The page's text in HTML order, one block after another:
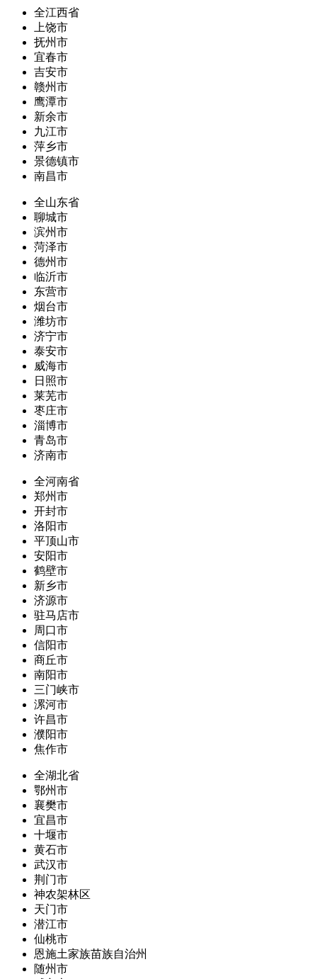
全江西省
上饶市
抚州市
宜春市
吉安市
赣州市
鹰潭市
新余市
九江市
萍乡市
景德镇市
南昌市
全山东省
聊城市
滨州市
菏泽市
德州市
临沂市
东营市
烟台市
潍坊市
济宁市
泰安市
威海市
日照市
莱芜市
枣庄市
淄博市
青岛市
济南市
全河南省
郑州市
开封市
洛阳市
平顶山市
安阳市
鹤壁市
新乡市
济源市
驻马店市
周口市
信阳市
商丘市
南阳市
三门峡市
漯河市
许昌市
濮阳市
焦作市
全湖北省
鄂州市
襄樊市
宜昌市
十堰市
黄石市
武汉市
荆门市
神农架林区
天门市
潜江市
仙桃市
恩施土家族苗族自治州
随州市